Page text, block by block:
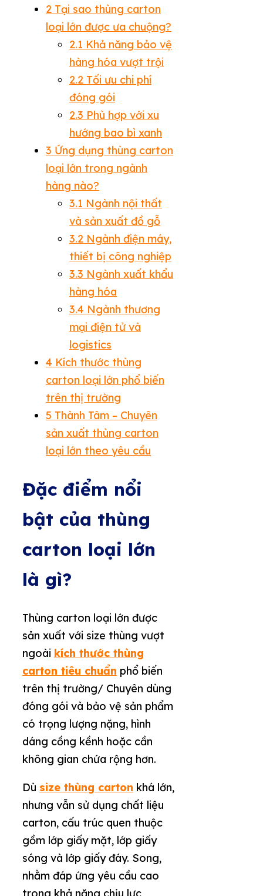
2 Tại sao thùng carton
loại lớn được ưa chuộng?
2.1 Khả năng bảo vệ
hàng hóa vượt trội
2.2 Tối ưu chi phí
đóng gói
2.3 Phù hợp với xu
hướng bao bì xanh
3 Ứng dụng thùng carton
loại lớn trong ngành
hàng nào?
3.1 Ngành nội thất
và sản xuất đồ gỗ
3.2 Ngành điện máy,
thiết bị công nghiệp
3.3 Ngành xuất khẩu
hàng hóa
3.4 Ngành thương
mại điện tử và
logistics
4 Kích thước thùng
carton loại lớn phổ biến
trên thị trường
5 Thành Tâm – Chuyên
sản xuất thùng carton
loại lớn theo yêu cầu
Đặc điểm nổi
bật của thùng
carton loại lớn
là gì?
Thùng carton loại lớn được
sản xuất với size thùng vượt
ngoài kích thước thùng
carton tiêu chuẩn phổ biến
trên thị trường/ Chuyên dùng
đóng gói và bảo vệ sản phẩm
có trọng lượng nặng, hình
dáng cồng kềnh hoặc cần
không gian chứa rộng hơn.
Dù size thùng carton khá lớn,
nhưng vẫn sử dụng chất liệu
carton, cấu trúc quen thuộc
gồm lớp giấy mặt, lớp giấy
sóng và lớp giấy đáy. Song,
nhằm đáp ứng yêu cầu cao
trong khả năng chịu lực,